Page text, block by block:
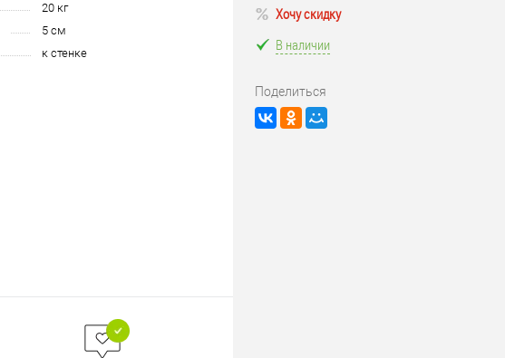
20 кг
5 см
к стенке
Хочу скидку
В наличии
Поделиться